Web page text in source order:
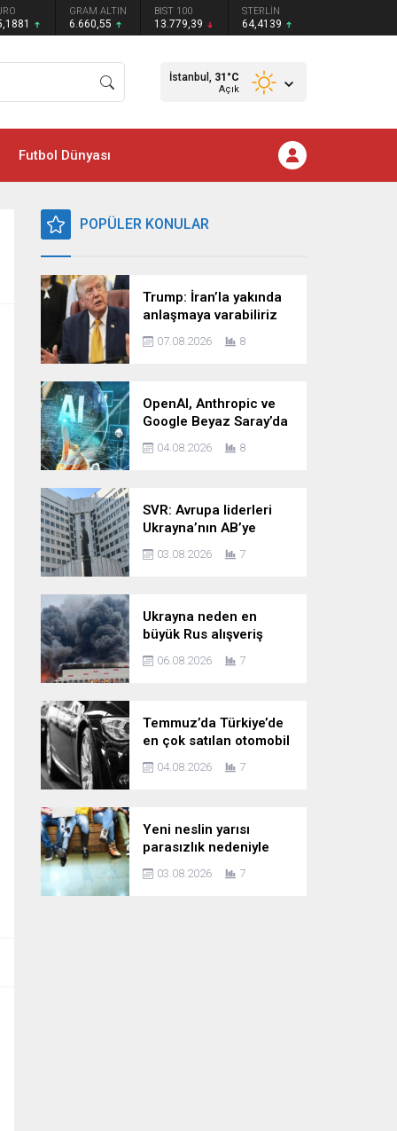
GRAM ALTIN
6.660,55
BIST 100
13.779,39
STERLİN
64,4139
İstanbul, 31 °C
Açık
Futbol Dünyası
POPÜLER KONULAR
Trump: İran’la yakında
anlaşmaya varabiliriz
07.08.2026 8
OpenAI, Anthropic ve
Google Beyaz Saray’da
yapay zekâ güvenliği
zirvesine katılacak
04.08.2026 8
SVR: Avrupa liderleri
Ukrayna’nın AB’ye
katılımını kesin bir dille
reddediyor
03.08.2026 7
Ukrayna neden en
büyük Rus alışveriş
sitesine saldırıyor?
06.08.2026 7
Temmuz’da Türkiye’de
en çok satılan otomobil
markaları
04.08.2026 7
Yeni neslin yarısı
parasızlık nedeniyle
çocuk planını erteliyor
03.08.2026 7